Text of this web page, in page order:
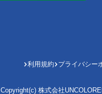
利用規約 プライバシー
Copyright(c) 株式会社